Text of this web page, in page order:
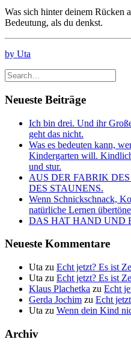
Was sich hinter deinem Rücken
Bedeutung, als du denkst.
by Uta
Neueste Beiträge
Ich bin drei. Und ihr
geht das nicht.
Was es bedeuten kann,
Kindergarten will.
und stur.
AUS DER FABRIK
DES STAUNENS.
Wenn Schnickschnack,
natürliche Lernen
DAS HAT HAND UND
Neueste Kommentare
Uta zu Echt jetzt? Es ist
Uta zu Echt jetzt? Es ist
Klaus Plachetka zu Echt
Gerda Jochim zu Echt
Uta zu Wenn dein Kind
Archiv